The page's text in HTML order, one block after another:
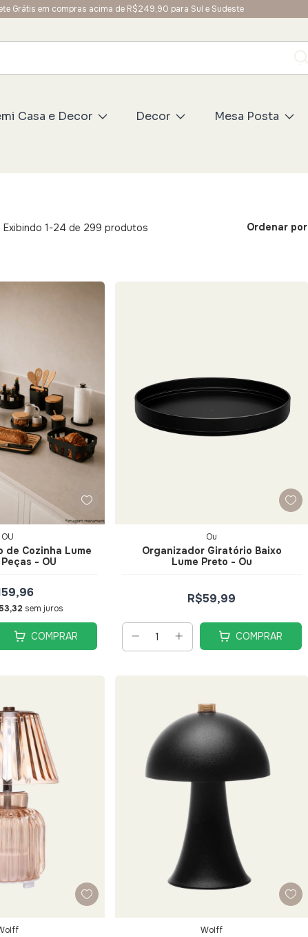
Grátis em compras acima de R$249,90 para Sul e Sudeste
Casa e Decor Decor Mesa Posta
Exibindo 1-24 de 299 produtos Ordenar por
OU
de Cozinha Lume
- OU
sem juros
COMPRAR
Ou
Organizador Giratório Baixo
Lume Preto - Ou
R$59,99
COMPRAR
Wolff